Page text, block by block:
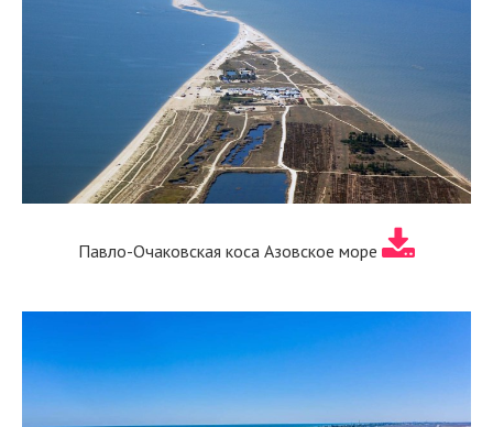
Павло-Очаковская коса Азовское море